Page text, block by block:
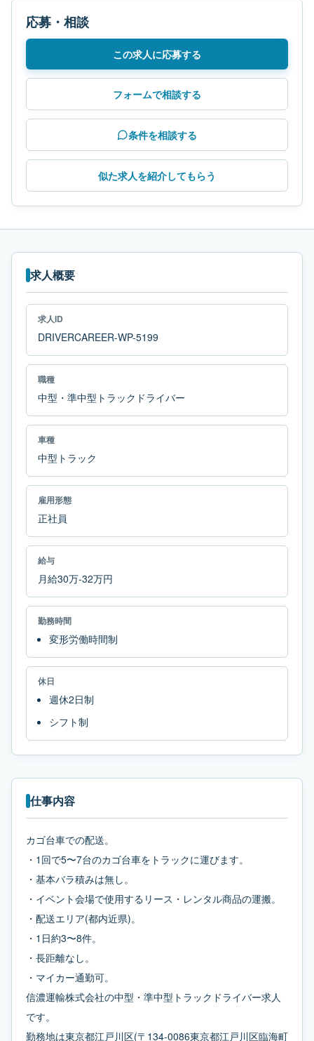
応募・相談
この求人に応募する
フォームで相談する
条件を相談する
似た求人を紹介してもらう
求人概要
求人ID
DRIVERCAREER-WP-5199
職種
中型・準中型トラックドライバー
車種
中型トラック
雇用形態
正社員
給与
月給30万-32万円
勤務時間
変形労働時間制
休日
週休2日制
シフト制
仕事内容
カゴ台車での配送。
・1回で5〜7台のカゴ台車をトラックに運びます。
・基本バラ積みは無し。
・イベント会場で使用するリース・レンタル商品の運搬。
・配送エリア(都内近県)。
・1日約3〜8件。
・長距離なし。
・マイカー通勤可。
信濃運輸株式会社の中型・準中型トラックドライバー求人
です。
勤務地は東京都江戸川区(〒134-0086東京都江戸川区臨海町